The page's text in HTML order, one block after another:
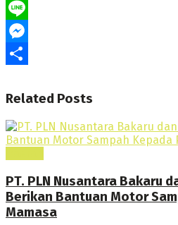
Message
Line
Messenger
Related Posts
PT. PLN Nusantara Bakaru
Berikan Bantuan Motor
Mamasa